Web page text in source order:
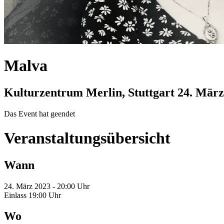
Malva
Kulturzentrum Merlin, Stuttgart 24.
Das Event hat geendet
Veranstaltungsübersicht
Wann
24. März 2023 - 20:00 Uhr
Einlass 19:00 Uhr
Wo